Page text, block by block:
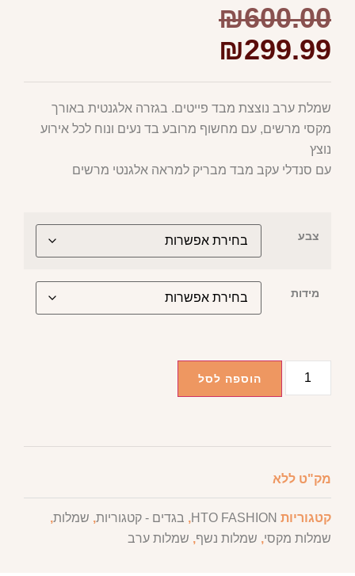
₪600.00
₪299.99
שמלת ערב נוצצת מבד פייטים. בגזרה אלגנטית באורך
מקסי מרשים, עם מחשוף מרובע בד נעים ונוח לכל אירוע
נוצץ
עם סנדלי עקב מבד מבריק למראה אלגנטי מרשים
צבע
מידות
הוספה לסל
מק"ט ללא
קטגוריות HTO FASHION
, בגדים - קטגוריות, שמלות,
שמלות מקסי, שמלות נשף, שמלות ערב